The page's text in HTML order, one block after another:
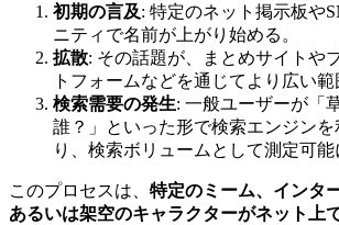
初期の言及: 特定のネット掲示板や
ニティで名前が上がり始める。
拡散: その話題が、まとめサイトや
トフォームなどを通じてより広い範
検索需要の発生: 一般ユーザーが「
誰？」といった形で検索エンジン
り、検索ボリュームとして測定可能
このプロセスは、 特定のミーム、インタ
あるいは架空のキャラクターがネット上